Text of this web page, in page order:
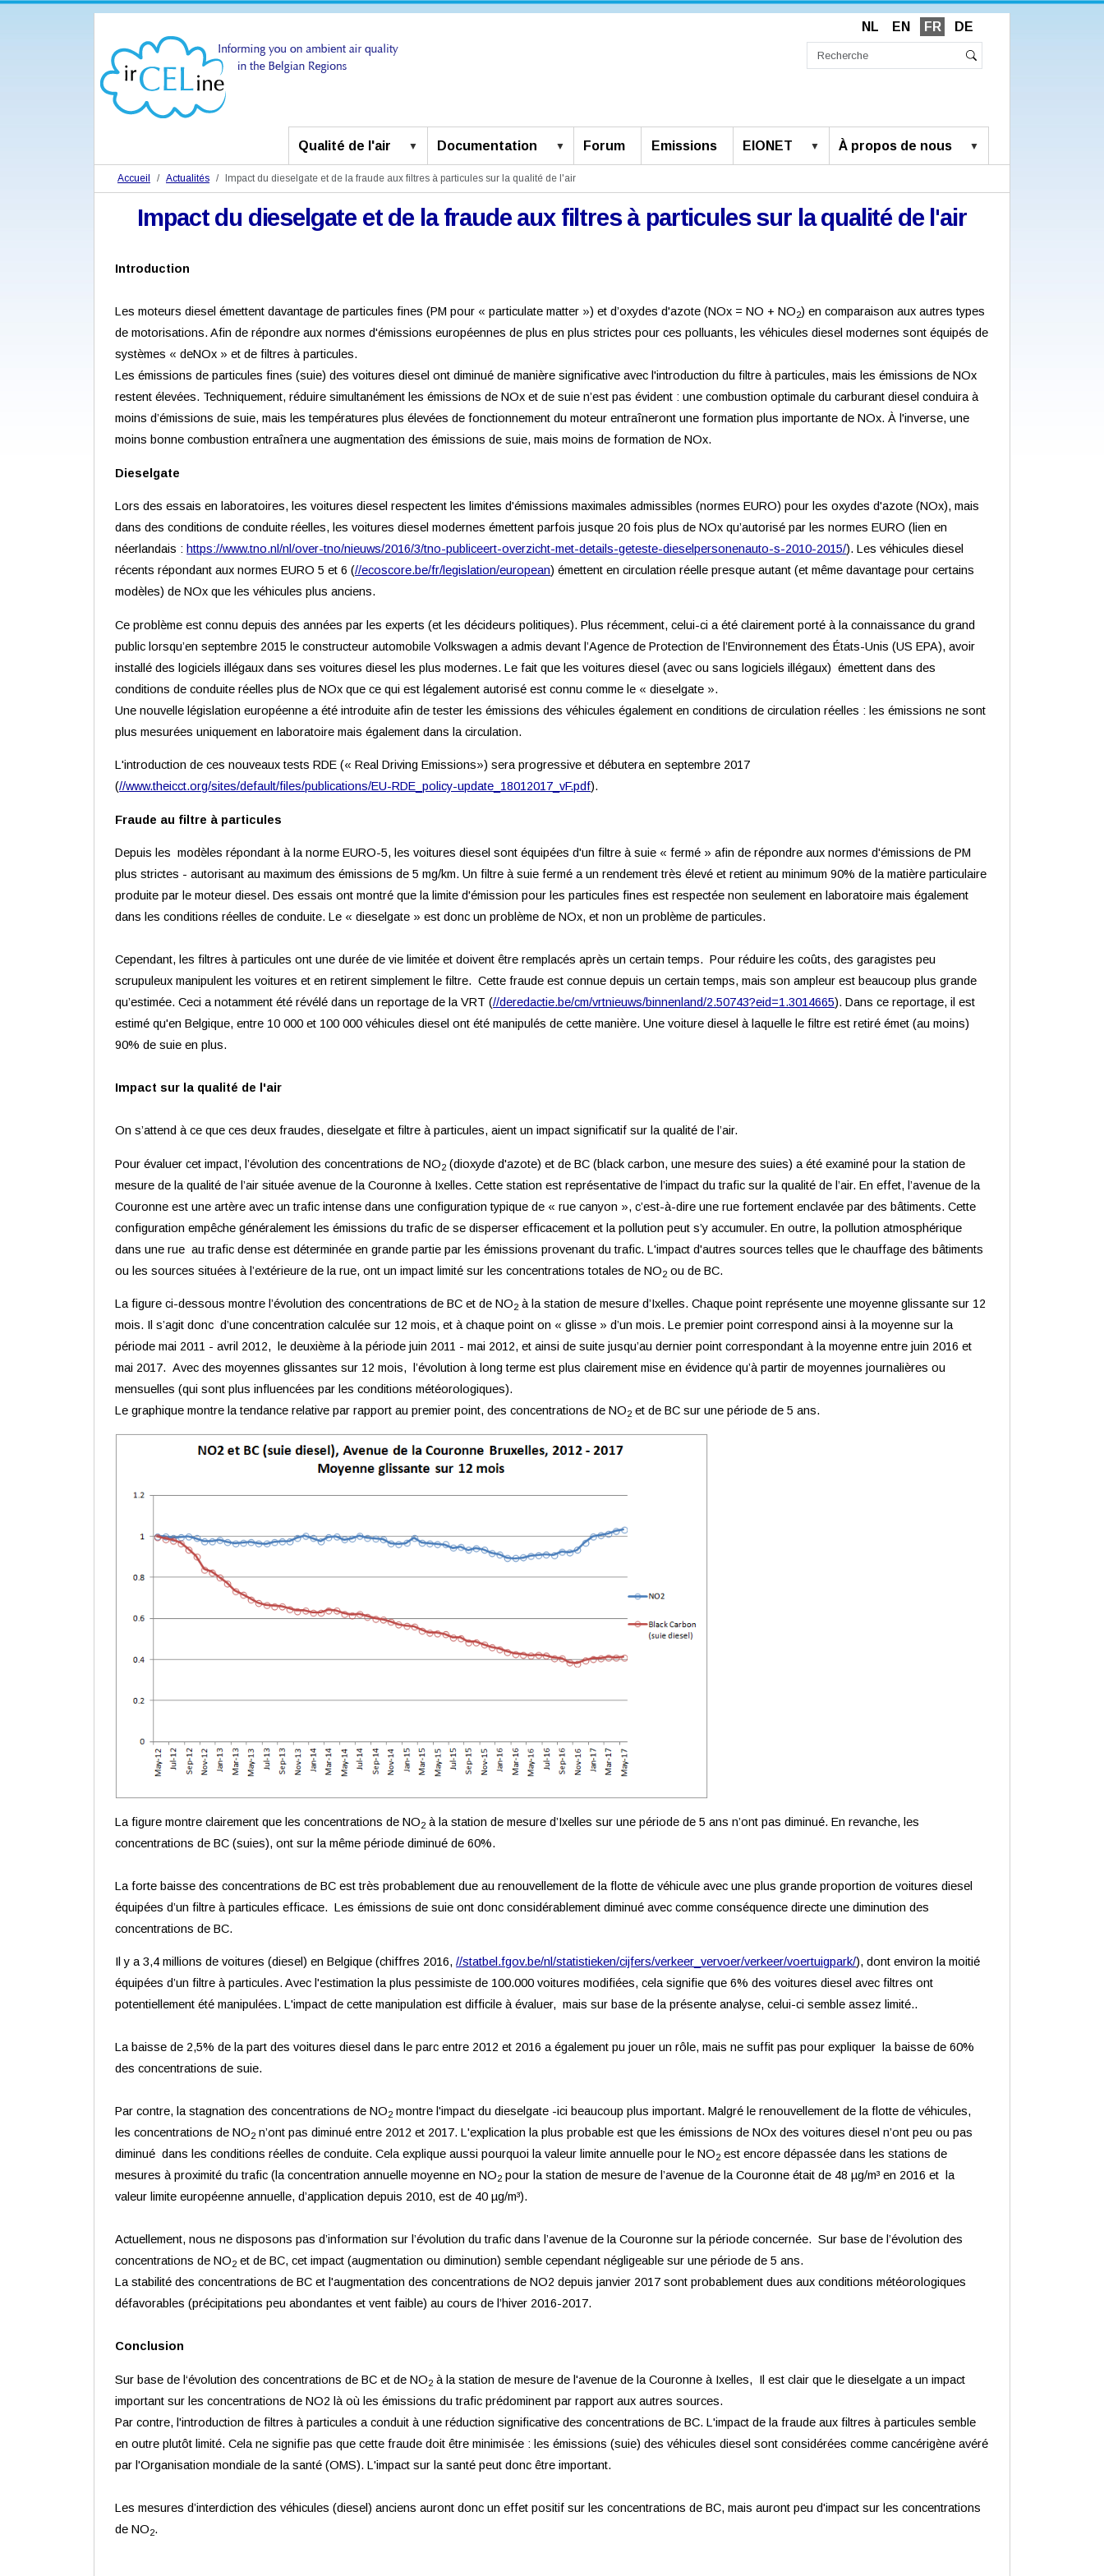
NL EN FR DE
Qualité de l'air Documentation Forum Emissions EIONET À propos de nous
Accueil Actualités Impact du dieselgate et de la fraude aux filtres à particules sur la qualité de l'air
Impact du dieselgate et de la fraude aux filtres à particules sur la qualité de l'air
Introduction
Les moteurs diesel émettent davantage de particules fines (PM pour « particulate matter ») et d’oxydes d'azote (NOx = NO + NO2) en comparaison aux autres types
de motorisations. Afin de répondre aux normes d'émissions européennes de plus en plus strictes pour ces polluants, les véhicules diesel modernes sont équipés de
systèmes « deNOx » et de filtres à particules.
Les émissions de particules fines (suie) des voitures diesel ont diminué de manière significative avec l'introduction du filtre à particules, mais les émissions de NOx
restent élevées. Techniquement, réduire simultanément les émissions de NOx et de suie n’est pas évident : une combustion optimale du carburant diesel conduira à
moins d’émissions de suie, mais les températures plus élevées de fonctionnement du moteur entraîneront une formation plus importante de NOx. À l'inverse, une
moins bonne combustion entraînera une augmentation des émissions de suie, mais moins de formation de NOx.
Dieselgate
Lors des essais en laboratoires, les voitures diesel respectent les limites d'émissions maximales admissibles (normes EURO) pour les oxydes d'azote (NOx), mais
dans des conditions de conduite réelles, les voitures diesel modernes émettent parfois jusque 20 fois plus de NOx qu’autorisé par les normes EURO (lien en
néerlandais : https://www.tno.nl/nl/over-tno/nieuws/2016/3/tno-publiceert-overzicht-met-details-geteste-dieselpersonenauto-s-2010-2015/). Les véhicules diesel
récents répondant aux normes EURO 5 et 6 (//ecoscore.be/fr/legislation/european) émettent en circulation réelle presque autant (et même davantage pour certains
modèles) de NOx que les véhicules plus anciens.
Ce problème est connu depuis des années par les experts (et les décideurs politiques). Plus récemment, celui-ci a été clairement porté à la connaissance du grand
public lorsqu’en septembre 2015 le constructeur automobile Volkswagen a admis devant l’Agence de Protection de l’Environnement des États-Unis (US EPA), avoir
installé des logiciels illégaux dans ses voitures diesel les plus modernes. Le fait que les voitures diesel (avec ou sans logiciels illégaux) émettent dans des
conditions de conduite réelles plus de NOx que ce qui est légalement autorisé est connu comme le « dieselgate ».
Une nouvelle législation européenne a été introduite afin de tester les émissions des véhicules également en conditions de circulation réelles : les émissions ne sont
plus mesurées uniquement en laboratoire mais également dans la circulation.
L'introduction de ces nouveaux tests RDE (« Real Driving Emissions») sera progressive et débutera en septembre 2017
(//www.theicct.org/sites/default/files/publications/EU-RDE_policy-update_18012017_vF.pdf).
Fraude au filtre à particules
Depuis les modèles répondant à la norme EURO-5, les voitures diesel sont équipées d'un filtre à suie « fermé » afin de répondre aux normes d'émissions de PM
plus strictes - autorisant au maximum des émissions de 5 mg/km. Un filtre à suie fermé a un rendement très élevé et retientau minimum 90% de la matière particulaire
produite par le moteur diesel. Des essais ont montré que la limite d'émission pour les particules fines est respectée non seulement en laboratoire mais également
dans les conditions réelles de conduite. Le « dieselgate » est donc un problème de NOx, et non un problème de particules.
Cependant, les filtres à particules ont une durée de vie limitée et doivent être remplacés après un certain temps. Pour réduire les coûts, des garagistes peu
scrupuleux manipulent les voitures et en retirent simplement le filtre. Cette fraude est connue depuis un certain temps, mais son ampleur est beaucoup plus grande
qu’estimée. Ceci a notamment été révélé dans un reportage de la VRT (//deredactie.be/cm/vrtnieuws/binnenland/2.50743?eid=1.3014665). Dans ce reportage, il est
estimé qu'en Belgique, entre 10 000 et 100 000 véhicules diesel ont été manipulés de cette manière. Une voiture diesel à laquelle le filtre est retiré émet (au moins)
90% de suie en plus.
Impact sur la qualité de l'air
On s’attend à ce que ces deux fraudes, dieselgate et filtre à particules, aient un impact significatif sur la qualité de l’air.
Pour évaluer cet impact, l’évolution des concentrations de NO2 (dioxyde d'azote) et de BC (black carbon, une mesure des suies) a été examiné pour la station de
mesure de la qualité de l’air située avenue de la Couronne à Ixelles. Cette station est représentative de l’impact du trafic sur la qualité de l’air. En effet, l’avenue de la
Couronne est une artère avec un trafic intense dans une configuration typique de « rue canyon », c’est-à-dire une rue fortement enclavée par des bâtiments. Cette
configuration empêche généralement les émissions du trafic de se disperser efficacement et la pollution peut s’y accumuler. En outre, la pollution atmosphérique
dans une rue au trafic dense est déterminée en grande partie par les émissions provenant du trafic. L'impact d'autres sources telles que le chauffage des bâtiments
ou les sources situées à l’extérieure de la rue, ont un impact limité sur les concentrations totales de NO2 ou de BC.
La figure ci-dessous montre l’évolution des concentrations de BC et de NO2 à la station de mesure d’Ixelles. Chaque point représente unemoyenne glissante sur 12
mois. Il s’agit donc d’une concentration calculée sur 12 mois, et à chaque point on « glisse » d’un mois. Le premier point correspond ainsi à la moyenne sur la
période mai 2011 - avril 2012, le deuxième à la période juin 2011 - mai 2012, et ainsi de suite jusqu’au dernier point correspondant à la moyenne entre juin 2016 et
mai 2017. Avec des moyennes glissantes sur 12 mois, l’évolution à long terme est plus clairement mise en évidence qu’à partir de moyennes journalières ou
mensuelles (qui sont plus influencées par les conditions météorologiques).
Le graphique montre la tendancerelative par rapport au premier point, des concentrations de NO2 et de BC sur une période de 5 ans.
La figure montre clairement que les concentrations de NO2 à la station de mesure d’Ixelles sur une période de 5 ans n’ont pas diminué. En revanche, les
concentrations de BC (suies), ont sur la même période diminué de 60%.
La forte baisse des concentrations de BC est très probablement due au renouvellement de la flotte de véhicule avec une plus grande proportion de voitures diesel
équipées d’un filtre à particules efficace. Les émissions de suie ont donc considérablement diminué avec comme conséquence directe une diminution des
concentrations de BC.
Il y a 3,4 millions de voitures (diesel) en Belgique (chiffres 2016,//statbel.fgov.be/nl/statistieken/cijfers/verkeer_vervoer/verkeer/voertuigpark/), dont environ la moitié
équipées d’un filtre à particules. Avec l'estimation la plus pessimiste de 100.000 voitures modifiées, cela signifie que 6% des voitures diesel avec filtres ont
potentiellement été manipulées. L'impact de cette manipulation est difficile à évaluer, mais sur base de la présente analyse, celui-ci semble assez limité..
La baisse de 2,5% de la part des voitures diesel dans le parc entre 2012 et 2016 a également pu jouer un rôle, mais ne suffit pas pour expliquer la baisse de 60%
des concentrations de suie.
Par contre, la stagnation des concentrations de NO2 montre l'impact du dieselgate -ici beaucoup plus important. Malgré le renouvellement de la flotte de véhicules,
les concentrations de NO2 n’ont pas diminué entre 2012 et 2017. L'explication la plus probable est que les émissions de NOx des voitures diesel n’ont peu ou pas
diminué dans les conditions réelles de conduite. Cela explique aussi pourquoi la valeur limite annuelle pour le NO2 est encore dépassée dans les stations de
mesures à proximité du trafic (la concentration annuelle moyenne en NO2 pour la station de mesure de l’avenue de la Couronne était de 48 µg/m³ en 2016 et la
valeur limite européenne annuelle, d’application depuis 2010, est de 40 µg/m³).
Actuellement, nous ne disposons pas d’information sur l’évolution du trafic dans l’avenue de la Couronne sur la période concernée. Sur base de l’évolution des
concentrations de NO2 et de BC, cet impact (augmentation ou diminution) semble cependant négligeable sur une période de 5 ans.
La stabilité des concentrations de BC et l'augmentation des concentrations de NO2 depuis janvier 2017 sont probablement dues aux conditions météorologiques
défavorables (précipitations peu abondantes et vent faible) au cours de l’hiver 2016-2017.
Conclusion
Sur base de l‘évolution des concentrations de BC et de NO2 à la station de mesure de l'avenue de la Couronne à Ixelles, Il est clair que le dieselgate a un impact
important sur les concentrations de NO2 là où les émissions du trafic prédominent par rapport aux autres sources.
Par contre, l'introduction de filtres à particules a conduit à une réduction significative des concentrations de BC. L'impact de la fraude aux filtres à particules semble
en outre plutôt limité. Cela ne signifie pas que cette fraude doit être minimisée : les émissions (suie) des véhicules diesel sont considérées comme cancérigène avéré
par l'Organisation mondiale de la santé (OMS). L'impact sur la santé peut donc être important.
Les mesures d’interdiction des véhicules (diesel) anciens auront donc un effet positif sur les concentrations de BC, mais auront peu d'impact sur les concentrations
de NO2.